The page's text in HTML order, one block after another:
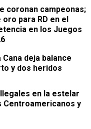
coronan campeonas;
oro para RD en el
en los Juegos
deja balance
y dos heridos
en la estelar
Centroamericanos y